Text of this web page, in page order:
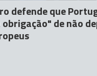
defende que
de não